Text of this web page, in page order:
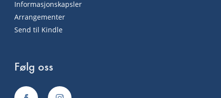
Informasjonskapsler
Arrangementer
Send til Kindle
Følg oss